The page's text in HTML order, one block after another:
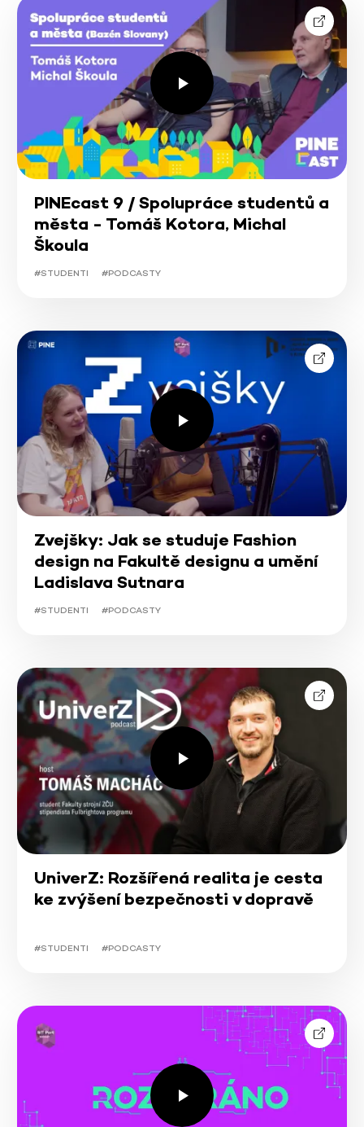
PINEcast 9 / Spolupráce studentů a
města - Tomáš Kotora, Michal
Škoula
#STUDENTI #PODCASTY
Zvejšky: Jak se studuje Fashion
design na Fakultě designu a umění
Ladislava Sutnara
#STUDENTI #PODCASTY
UniverZ: Rozšířená realita je cesta
ke zvýšení bezpečnosti v dopravě
#STUDENTI #PODCASTY